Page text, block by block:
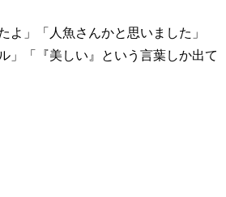
」「人魚さんかと思いました」
」「『美しい』という言葉しか出て